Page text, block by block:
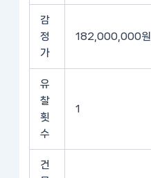
감
정
가
182,000,000원
유
찰
횟
수
1
건